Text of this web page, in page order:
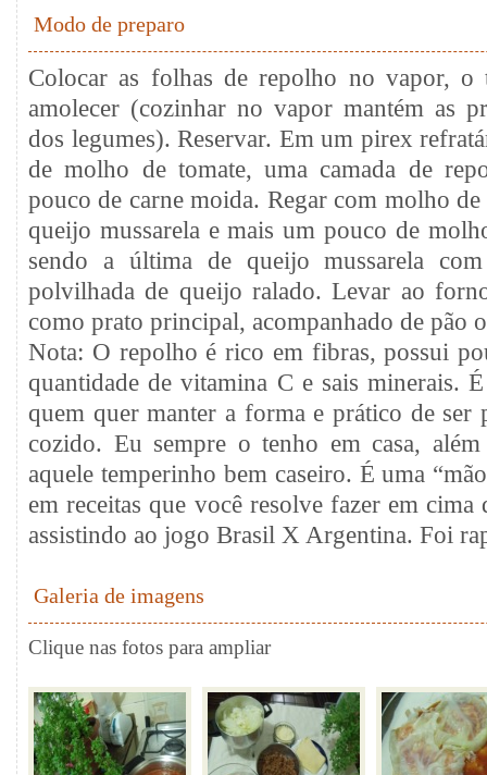
Modo de preparo
Colocar as folhas de repolho no vapor, o
amolecer (cozinhar no vapor mantém as
dos legumes). Reservar. Em um pirex
de molho de tomate, uma camada de
pouco de carne moida. Regar com molho
queijo mussarela e mais um pouco de
sendo a última de queijo mussarela
polvilhada de queijo ralado. Levar ao
como prato principal, acompanhado de pão
Nota: O repolho é rico em fibras, possui
quantidade de vitamina C e sais minerais.
quem quer manter a forma e prático de ser
cozido. Eu sempre o tenho em casa,
aquele temperinho bem caseiro. É uma
em receitas que você resolve fazer em
assistindo ao jogo Brasil X Argentina. Foi
Galeria de imagens
Clique nas fotos para ampliar